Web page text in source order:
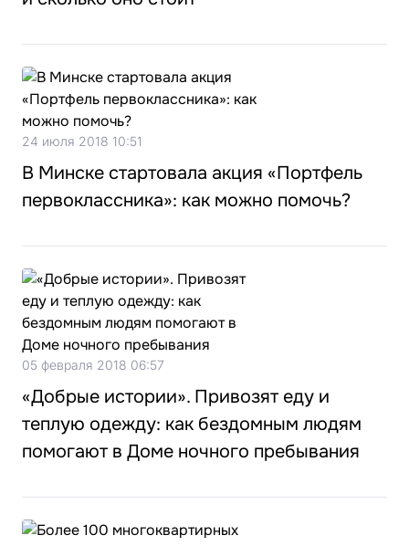
24 июля 2018 10:51
В Минске стартовала акция «Портфель
первоклассника»: как можно помочь?
05 февраля 2018 06:57
«Добрые истории». Привозят еду и
теплую одежду: как бездомным людям
помогают в Доме ночного пребывания